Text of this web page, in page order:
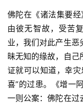
佛陀在《诸法集要经
由彼无智故，受苦
业，我们对此产生恶
昧无知的缘故，自己
证就可以知道，幸
喜”的过患。《增一
一则公案：佛陀在过